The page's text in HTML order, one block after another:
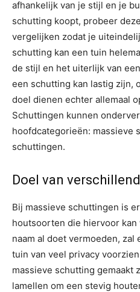
afhankelijk van je stijl en je
schutting koopt, probeer
vergelijken zodat je
schutting kan een tuin
de stijl en het uiterlijk van
een schutting kan lastig zijn,
doel dienen echter allemaal
Schuttingen kunnen
hoofdcategorieën: massieve
schuttingen.
Doel van
Bij massieve schuttingen is
houtsoorten die hiervoor
naam al doet vermoeden,
tuin van veel privacy
massieve schutting gemaakt
lamellen om een ​​stevig